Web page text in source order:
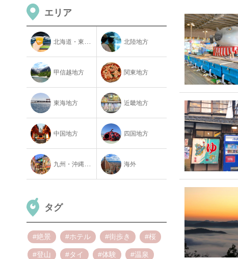
エリア
北海道・東北地方 北陸地方
甲信越地方 関東地方
東海地方 近畿地方
中国地方 四国地方
九州・沖縄地方 海外
タグ
#絶景 #ホテル #街歩き #桜
#登山 #タイ #体験 #温泉